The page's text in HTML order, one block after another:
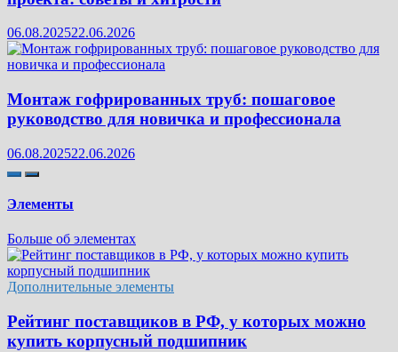
06.08.202522.06.2026
Монтаж гофрированных труб: пошаговое
руководство для новичка и профессионала
06.08.202522.06.2026
Элементы
Больше об элементах
Дополнительные элементы
Рейтинг поставщиков в РФ, у которых можно
купить корпусный подшипник